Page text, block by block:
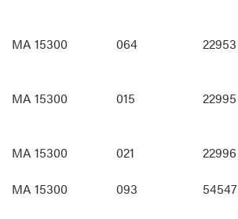
MA 15300
064 22953
MA 15300
015 22995
MA 15300
021 22996
MA 15300
093 54547